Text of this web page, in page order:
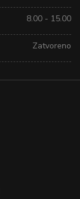
8.00 - 15.00
Zatvoreno